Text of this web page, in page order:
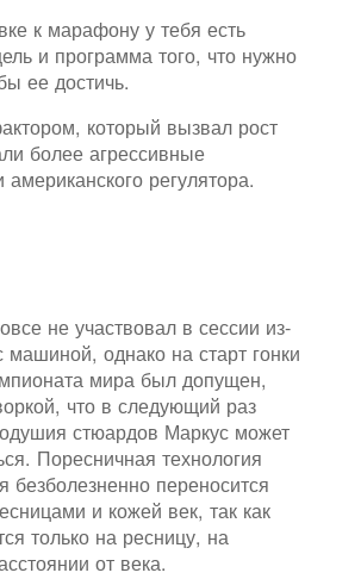
к марафону у тебя есть
и программа того, что нужно
ее достичь.
который вызвал рост
более агрессивные
регулятора.
не участвовал в сессии из-
машиной, однако на старт гонки
мира был допущен,
что в следующий раз
стюардов Маркус может
Поресничная технология
безболезненно переносится
и кожей век, так как
только на ресницу, на
от века.